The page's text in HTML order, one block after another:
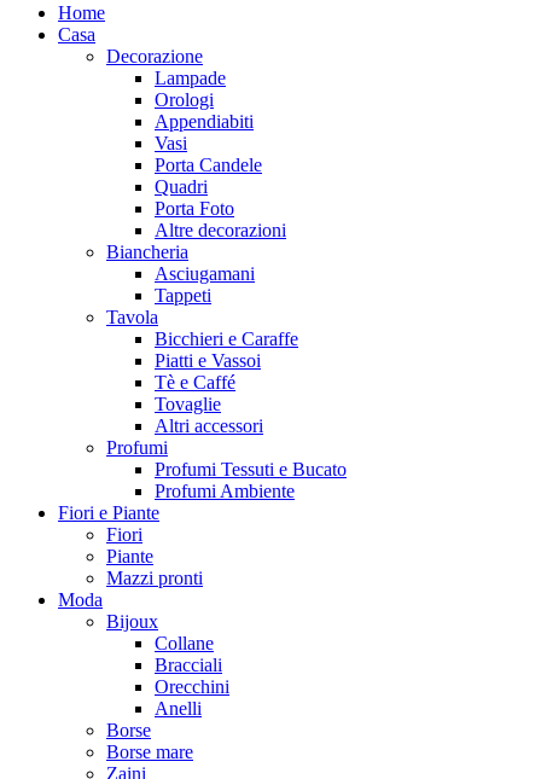
Home
Casa
Decorazione
Lampade
Orologi
Appendiabiti
Vasi
Porta Candele
Quadri
Porta Foto
Altre decorazioni
Biancheria
Asciugamani
Tappeti
Tavola
Bicchieri e Caraffe
Piatti e Vassoi
Tè e Caffé
Tovaglie
Altri accessori
Profumi
Profumi Tessuti e Bucato
Profumi Ambiente
Fiori e Piante
Fiori
Piante
Mazzi pronti
Moda
Bijoux
Collane
Bracciali
Orecchini
Anelli
Borse
Borse mare
Zaini